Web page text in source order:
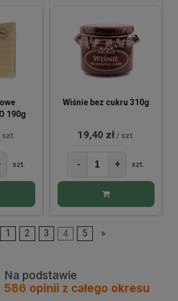
190g
szt.
szt.
Wiśnie bez cukru 310g
19,40 zł / szt.
- + szt.
1 2 3 4 5 »
Na podstawie
586 opinii z całego okresu